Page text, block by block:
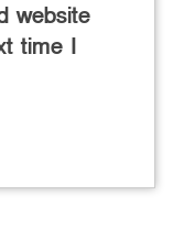
website
time I